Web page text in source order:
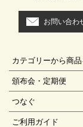
お問い合わ
カテゴリーから商
頒布会・定期便
つなぐ
ご利用ガイド